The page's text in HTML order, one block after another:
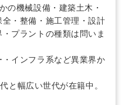
の機械設備・建築土木・
・整備・施工管理・設計
プラントの種類は問いま
インフラ系など異業界か
と幅広い世代が在籍中。